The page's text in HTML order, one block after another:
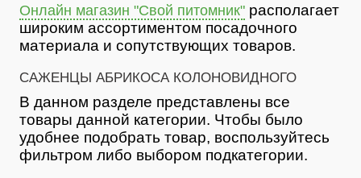
Онлайн магазин "Свой питомник" располагает
широким ассортиментом посадочного
материала и сопутствующих товаров.
САЖЕНЦЫ АБРИКОСА КОЛОНОВИДНОГО
В данном разделе представлены все
товары данной категории. Чтобы было
удобнее подобрать товар, воспользуйтесь
фильтром либо выбором подкатегории.